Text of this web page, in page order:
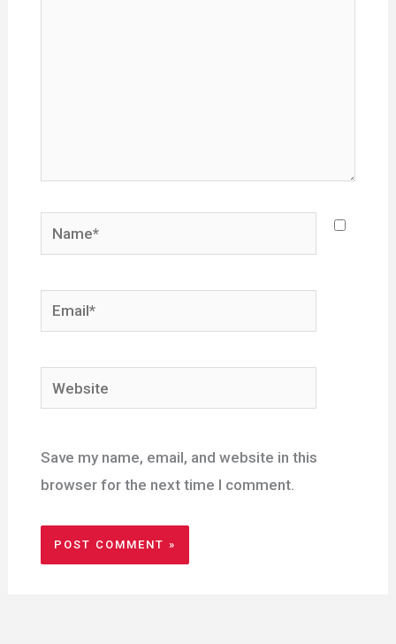
Name*
Email*
Website
Save my name, email, and website in this
browser for the next time I comment.